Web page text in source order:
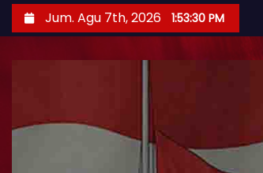
Jum. Agu 7th, 2026 1:53:30 PM